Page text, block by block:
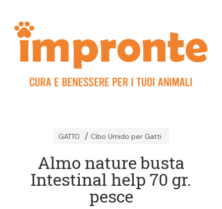
GATTO Cibo Umido per Gatti
Almo nature busta
Intestinal help 70 gr.
pesce